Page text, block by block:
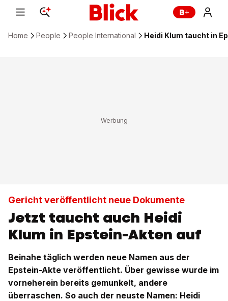
Home People People International Heidi Klum taucht in
Gericht veröffentlicht neue Dokumente
Jetzt taucht auch Heidi
Klum in Epstein-Akten auf
Beinahe täglich werden neue Namen aus der
Epstein-Akte veröffentlicht. Über gewisse wurde im
vorneherein bereits gemunkelt, andere
überraschen. So auch der neuste Namen: Heidi